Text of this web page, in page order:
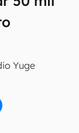
Yuge
Termos de